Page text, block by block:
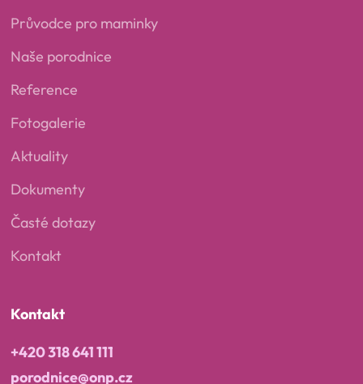
Průvodce pro maminky
Naše porodnice
Reference
Fotogalerie
Aktuality
Dokumenty
Časté dotazy
Kontakt
Kontakt
+420 318 641 111
porodnice@onp.cz